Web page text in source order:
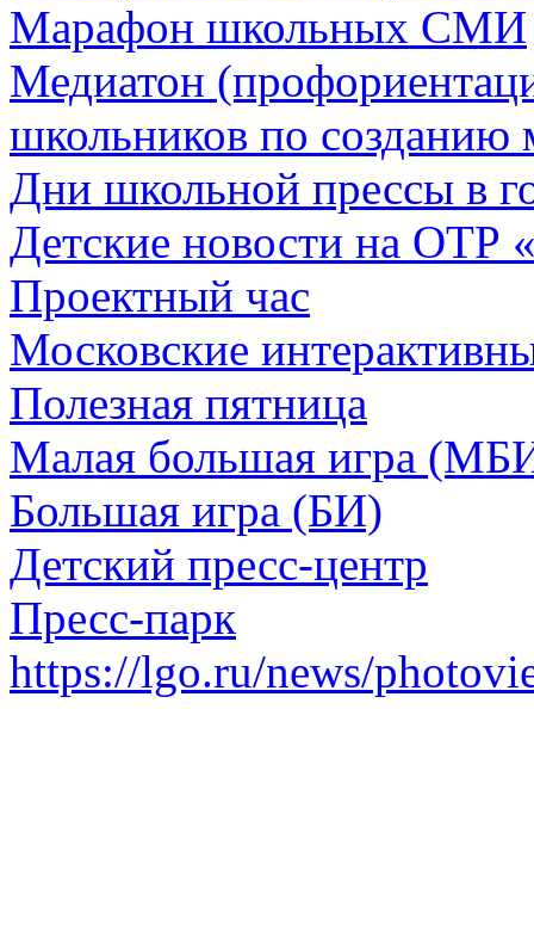
Марафон школьных СМИ
Медиатон
школьников по созданию
Дни школьной прессы в
Детские новости на ОТР
Проектный час
Московские
Полезная пятница
Малая большая игра
Большая игра (БИ)
Детский пресс-центр
Пресс-парк
https://lgo.ru/news/